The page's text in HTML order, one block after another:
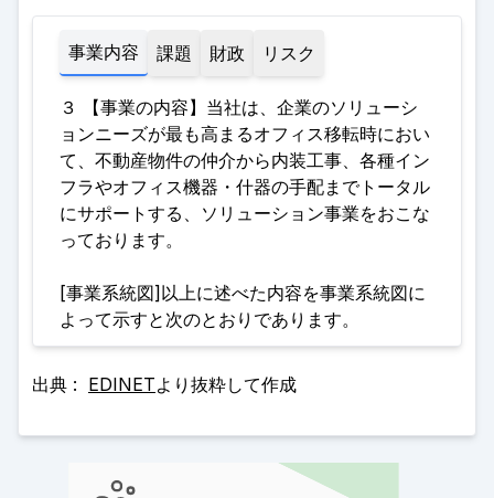
事業内容 課題 財政 リスク
３ 【事業の内容】当社は、企業のソリューシ
ョンニーズが最も高まるオフィス移転時におい
て、不動産物件の仲介から内装工事、各種イン
フラやオフィス機器・什器の手配までトータル
にサポートする、ソリューション事業をおこな
っております。
[事業系統図]以上に述べた内容を事業系統図に
よって示すと次のとおりであります。
出典 : EDINETより抜粋して作成